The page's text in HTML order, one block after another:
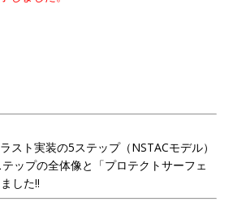
スト実装の5ステップ（NSTACモデル）
プの全体像と「プロテクトサーフェ
した!!